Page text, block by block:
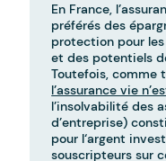
En France,
préférés des
protection pour
et des potentiels
Toutefois, comme
l’assurance vie
l’insolvabilité des
d’entreprise)
pour l‘argent
souscripteurs sur